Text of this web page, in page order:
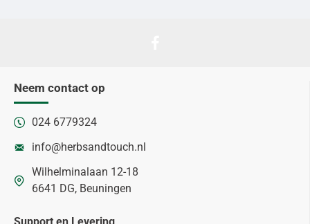
Neem contact op
024 6779324
info@herbsandtouch.nl
Wilhelminalaan 12-18
6641 DG, Beuningen